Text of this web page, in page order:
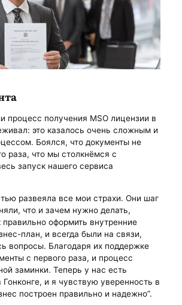
процесс получения MSO лицензии в
это казалось очень сложным и
Боялся, что документы не
раза, что мы столкнёмся с
запуск нашего сервиса
развеяла все мои страхи. Они шаг
что и зачем нужно делать,
правильно оформить внутренние
план, и всегда были на связи,
вопросы. Благодаря их поддержке
с первого раза, и процесс
заминки. Теперь у нас есть
Гонконге, и я чувствую уверенность в
построен правильно и надежно”.